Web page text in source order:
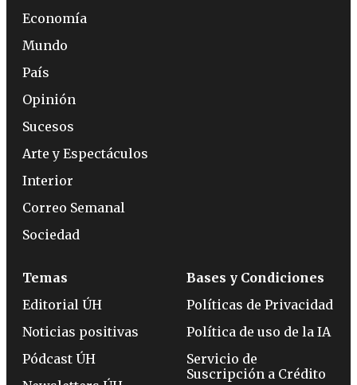
Economía
Mundo
País
Opinión
Sucesos
Arte y Espectáculos
Interior
Correo Semanal
Sociedad
Temas
Editorial ÚH
Noticias positivas
Pódcast ÚH
Bases y Condiciones
Políticas de Privacidad
Política de uso de la IA
Servicio de
Suscripción a Crédito